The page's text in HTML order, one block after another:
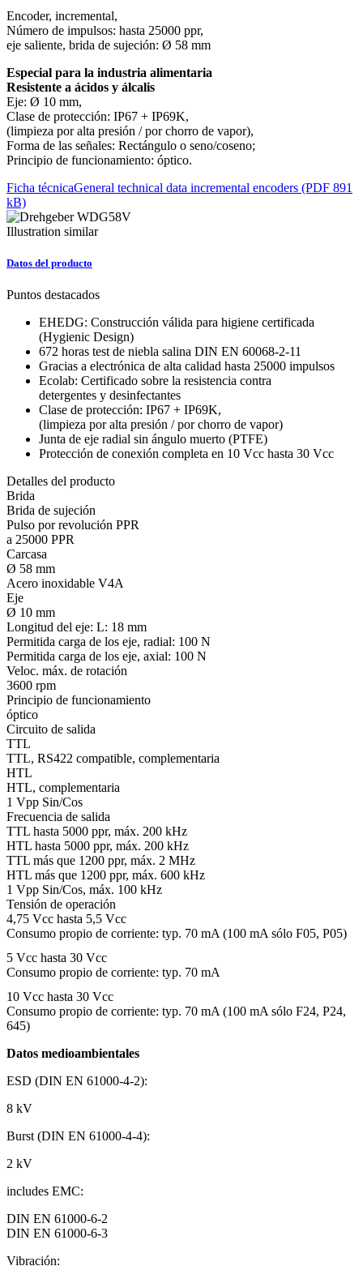
Encoder, incremental,
Número de impulsos: hasta 25000 ppr,
eje saliente, brida de sujeción: Ø 58 mm
Especial para la industria alimentaria
Resistente a ácidos y álcalis
Eje: Ø 10 mm,
Clase de protección: IP67 + IP69K,
(limpieza por alta presión / por chorro de vapor),
Forma de las señales: Rectángulo o seno/coseno;
Principio de funcionamiento: óptico.
Ficha técnicaGeneral technical data incremental encoders (PDF 891
kB)
Illustration similar
Datos del producto
Puntos destacados
EHEDG: Construcción válida para higiene certificada
(Hygienic Design)
672 horas test de niebla salina DIN EN 60068-2-11
Gracias a electrónica de alta calidad hasta 25000 impulsos
Ecolab: Certificado sobre la resistencia contra
detergentes y desinfectantes
Clase de protección: IP67 + IP69K,
(limpieza por alta presión / por chorro de vapor)
Junta de eje radial sin ángulo muerto (PTFE)
Protección de conexión completa en 10 Vcc hasta 30 Vcc
Detalles del producto
Brida
Brida de sujeción
Pulso por revolución PPR
a 25000 PPR
Carcasa
Ø 58 mm
Acero inoxidable V4A
Eje
Ø 10 mm
Longitud del eje: L: 18 mm
Permitida carga de los eje, radial: 100 N
Permitida carga de los eje, axial: 100 N
Veloc. máx. de rotación
3600 rpm
Principio de funcionamiento
óptico
Circuito de salida
TTL
TTL, RS422 compatible, complementaria
HTL
HTL, complementaria
1 Vpp Sin/Cos
Frecuencia de salida
TTL hasta 5000 ppr, máx. 200 kHz
HTL hasta 5000 ppr, máx. 200 kHz
TTL más que 1200 ppr, máx. 2 MHz
HTL más que 1200 ppr, máx. 600 kHz
1 Vpp Sin/Cos, máx. 100 kHz
Tensión de operación
4,75 Vcc hasta 5,5 Vcc
Consumo propio de corriente: typ. 70 mA (100 mA sólo F05, P05)
5 Vcc hasta 30 Vcc
Consumo propio de corriente: typ. 70 mA
10 Vcc hasta 30 Vcc
Consumo propio de corriente: typ. 70 mA (100 mA sólo F24, P24,
645)
Datos medioambientales
ESD (DIN EN 61000-4-2):
8 kV
Burst (DIN EN 61000-4-4):
2 kV
includes EMC:
DIN EN 61000-6-2
DIN EN 61000-6-3
Vibración: